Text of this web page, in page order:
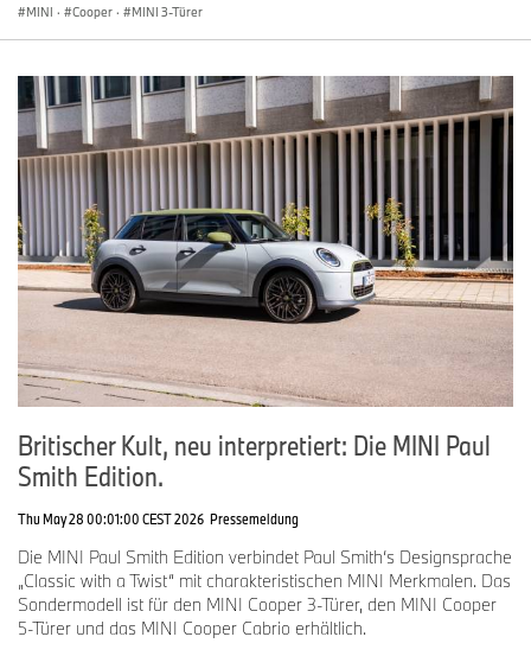
MINI · Cooper · MINI 3-Türer
Britischer Kult, neu interpretiert: Die MINI Paul
Smith Edition.
Thu May 28 00:01:00 CEST 2026 Pressemeldung
Die MINI Paul Smith Edition verbindet Paul Smith‘s Designsprache
„Classic with a Twist“ mit charakteristischen MINI Merkmalen. Das
Sondermodell ist für den MINI Cooper 3-Türer, den MINI Cooper
5-Türer und das MINI Cooper Cabrio erhältlich.